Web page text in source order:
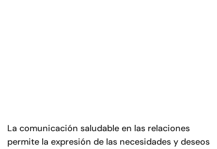
La comunicación saludable en las relaciones
permite la expresión de las necesidades y deseos